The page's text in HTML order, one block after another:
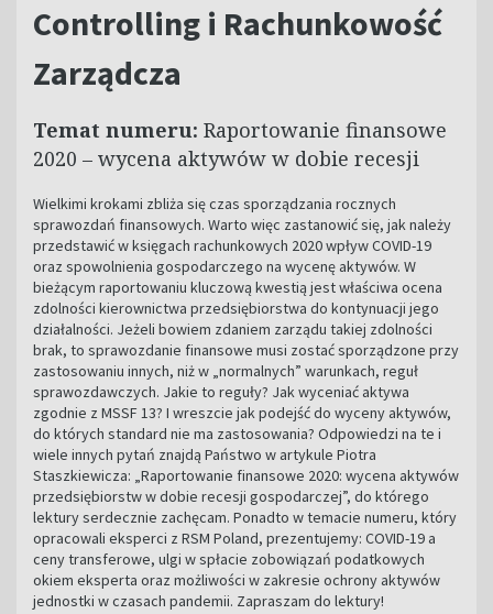
Controlling i Rachunkowość
Zarządcza
Temat numeru: Raportowanie finansowe
2020 – wycena aktywów w dobie recesji
Wielkimi krokami zbliża się czas sporządzania rocznych
sprawozdań finansowych. Warto więc zastanowić się, jak należy
przedstawić w księgach rachunkowych 2020 wpływ COVID-19
oraz spowolnienia gospodarczego na wycenę aktywów. W
bieżącym raportowaniu kluczową kwestią jest właściwa ocena
zdolności kierownictwa przedsiębiorstwa do kontynuacji jego
działalności. Jeżeli bowiem zdaniem zarządu takiej zdolności
brak, to sprawozdanie finansowe musi zostać sporządzone przy
zastosowaniu innych, niż w „normalnych” warunkach, reguł
sprawozdawczych. Jakie to reguły? Jak wyceniać aktywa
zgodnie z MSSF 13? I wreszcie jak podejść do wyceny aktywów,
do których standard nie ma zastosowania? Odpowiedzi na te i
wiele innych pytań znajdą Państwo w artykule Piotra
Staszkiewicza: „Raportowanie finansowe 2020: wycena aktywów
przedsiębiorstw w dobie recesji gospodarczej”, do którego
lektury serdecznie zachęcam. Ponadto w temacie numeru, który
opracowali eksperci z RSM Poland, prezentujemy: COVID-19 a
ceny transferowe, ulgi w spłacie zobowiązań podatkowych
okiem eksperta oraz możliwości w zakresie ochrony aktywów
jednostki w czasach pandemii. Zapraszam do lektury!